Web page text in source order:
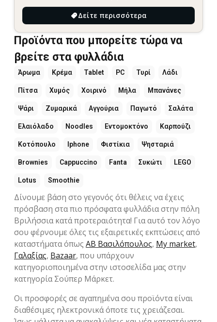
Δείτε περισσότερα
Προϊόντα που μπορείτε τώρα να
βρείτε στα φυλλάδια
Άρωμα Κρέμα Tablet PC Τυρί Λάδι
Πίτσα Χυμός Χοιρινό Μήλα Μπανάνες
Ψάρι Ζυμαρικά Αγγούρια Παγωτό Σαλάτα
Ελαιόλαδο Noodles Εντομοκτόνο Καρπούζι
Κοτόπουλο Iphone Φιστίκια Ψησταριά
Brownies Cappuccino Fanta Συκώτι LEGO
Lotus Smoothie
Δίνουμε βάση στο γεγονός ότι θέλεις να έχεις
πρόσβαση στα πιο πρόσφατα φυλλάδια στην πόλη
Βριλήσσια κατά προτεραιότητα! Για αυτό τον λόγο
σου φέρνουμε όλες τις εξαιρετικές εκπτώσεις από
καταστήματα όπως ΑΒ Βασιλόπουλος, My market,
Γαλαξίας, Bazaar, που υπάρχουν
κατηγοριοποιημένα στην ιστοσελίδα μας στην
κατηγορία Σούπερ Μάρκετ.
Οι προσφορές σε αγαπημένα σου προϊόντα είναι
διαθέσιμες ηλεκτρονικά όποτε τις χρειάζεσαι.